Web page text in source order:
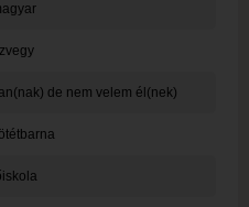
de nem velem él(nek)